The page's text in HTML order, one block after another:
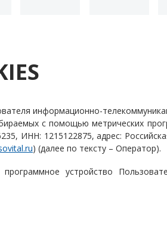
информационно-
с помощью метрических
ИНН: 1215122875, адрес:
) (далее по тексту – Оператор).
устройство